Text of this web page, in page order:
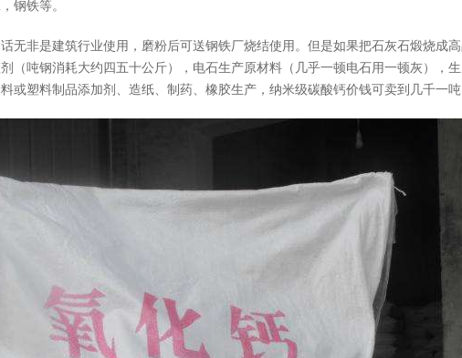
铁等。
非是建筑行业使用，磨粉后可送钢铁厂烧结使用。但是如果把石灰石煅烧成
（吨钢消耗大约四五十公斤），电石生产原材料（几乎一顿电石用一顿灰），
或塑料制品添加剂、造纸、制药、橡胶生产，纳米级碳酸钙价钱可卖到几千一吨